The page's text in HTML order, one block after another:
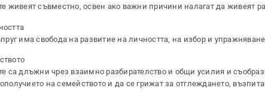
живеят съвместно, освен ако важни причини налагат да живеят
има свобода на развитие на личността, на избор и
са длъжни чрез взаимно разбирателство и общи усилия и
на семейството и да се грижат за отглеждането,